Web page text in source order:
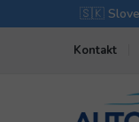
Kontakt